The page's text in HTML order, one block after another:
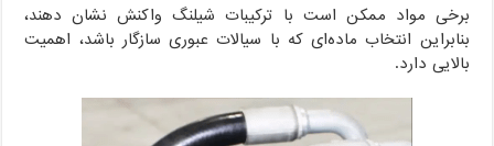
برخی مواد ممکن است با ترکیبات شیلنگ واکنش نشان دهند،
بنابراین انتخاب ماده‌ای که با سیالات عبوری سازگار باشد، اهمیت
بالایی دارد.